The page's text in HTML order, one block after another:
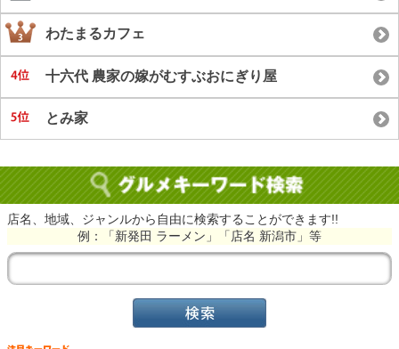
わたまるカフェ
十六代 農家の嫁がむすぶおにぎり屋
とみ家
店名、地域、ジャンルから自由に検索することができます!!
例：「新発田 ラーメン」「店名 新潟市」等